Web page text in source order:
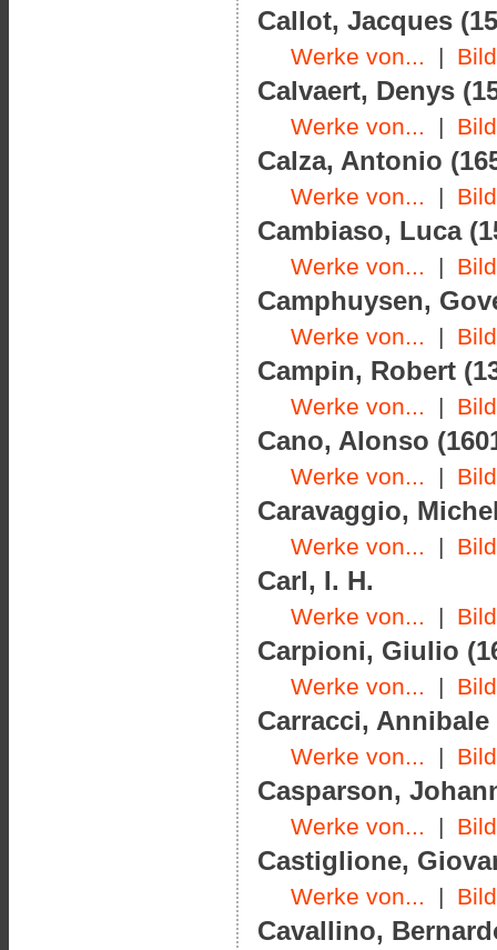
Callot, Jacques
Werke von... |
Calvaert, Denys
Werke von... |
Calza, Antonio
Werke von... |
Cambiaso, Luca
Werke von... |
Camphuysen,
Werke von... |
Campin, Robert
Werke von... |
Cano, Alonso
Werke von... |
Caravaggio,
Werke von... |
Carl, I. H.
Werke von... |
Carpioni, Giulio
Werke von... |
Carracci, Annibale
Werke von... |
Casparson,
Werke von... |
Castiglione,
Werke von... |
Cavallino,